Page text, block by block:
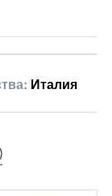
Италия